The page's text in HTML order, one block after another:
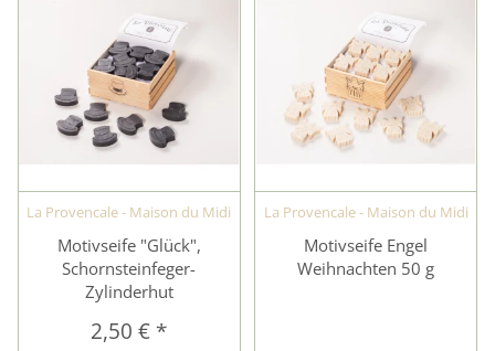
La Provencale - Maison du Midi
Motivseife "Glück",
Schornsteinfeger-
Zylinderhut
2,50 € *
La Provencale - Maison du Midi
Motivseife Engel
Weihnachten 50 g